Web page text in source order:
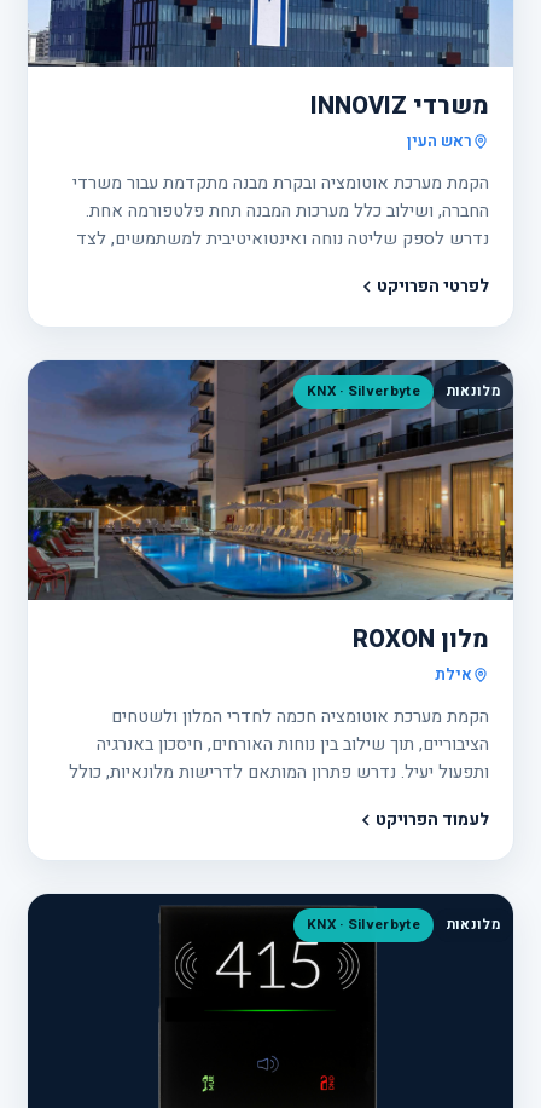
משרדי INNOVIZ
ראש העין
הקמת מערכת אוטומציה ובקרת מבנה מתקדמת עבור משרדי
החברה, ושילוב כלל מערכות המבנה תחת פלטפורמה אחת.
נדרש לספק שליטה נוחה ואינטואיטיבית למשתמשים, לצד
לפרטי הפרויקט
מלונאות KNX · Silverbyte
מלון ROXON
אילת
הקמת מערכת אוטומציה חכמה לחדרי המלון ולשטחים
הציבוריים, תוך שילוב בין נוחות האורחים, חיסכון באנרגיה
ותפעול יעיל. נדרש פתרון המותאם לדרישות מלונאיות, כולל
לעמוד הפרויקט
מלונאות KNX · Silverbyte